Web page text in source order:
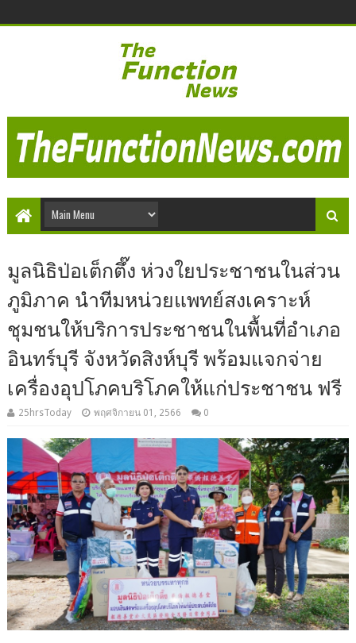
มูลนิธิป่อเต็กตึ๊ง ห่วงใยประชาชนในส่วน
ภูมิภาค นำทีมหน่วยแพทย์สงเคราะห์
ชุมชนให้บริการประชาชนในพื้นที่อำเภอ
อินทร์บุรี จังหวัดสิงห์บุรี พร้อมแจกจ่าย
เครื่องอุปโภคบริโภคให้แก่ประชาชน ฟรี
25hrsToday พฤศจิกายน 01, 2566 0